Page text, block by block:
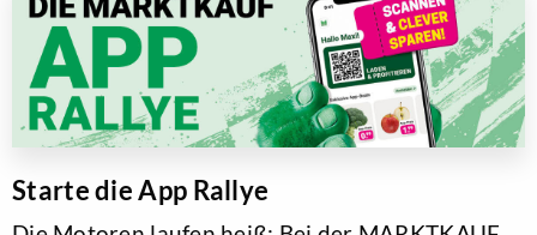
Starte die App Rallye